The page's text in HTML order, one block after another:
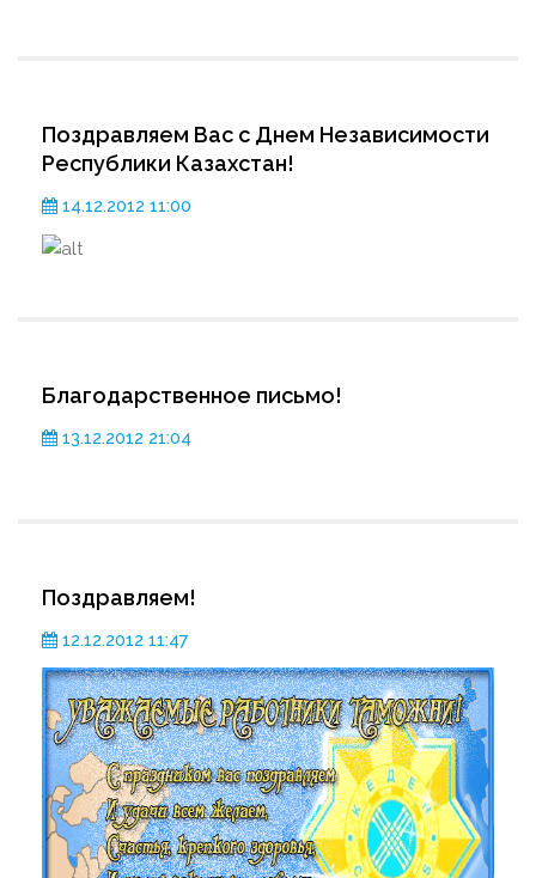
Поздравляем Вас с Днем Независимости
Республики Казахстан!
14.12.2012 11:00
Благодарственное письмо!
13.12.2012 21:04
Поздравляем!
12.12.2012 11:47